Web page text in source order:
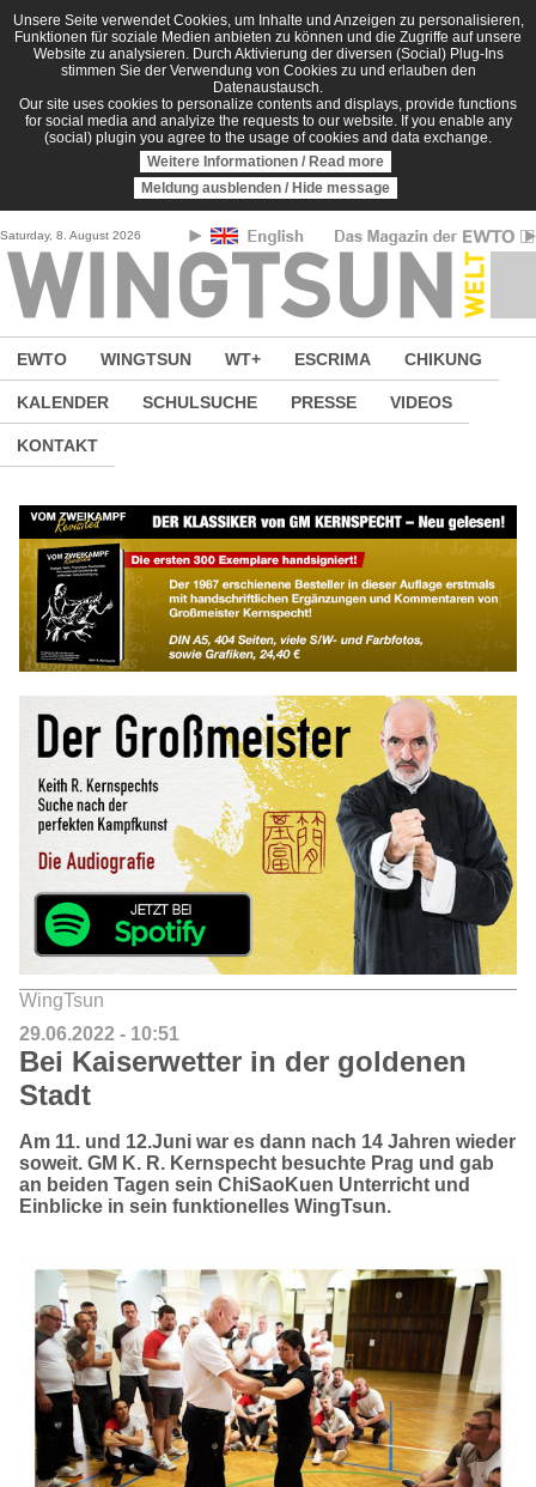
Direkt zum Inhalt
Unsere Seite verwendet Cookies, um Inhalte und Anzeigen zu personalisieren,
Funktionen für soziale Medien anbieten zu können und die Zugriffe auf unsere
Website zu analysieren. Durch Aktivierung der diversen (Social) Plug-Ins
stimmen Sie der Verwendung von Cookies zu und erlauben den
Datenaustausch.
Our site uses cookies to personalize contents and displays, provide functions
for social media and analyize the requests to our website. If you enable any
(social) plugin you agree to the usage of cookies and data exchange.
Weitere Informationen / Read more
Meldung ausblenden / Hide message
Saturday, 8. August 2026
EWTO WINGTSUN WT+ ESCRIMA CHIKUNG
KALENDER SCHULSUCHE PRESSE VIDEOS
KONTAKT
WingTsun
29.06.2022 - 10:51
Bei Kaiserwetter in der goldenen
Stadt
Am 11. und 12.Juni war es dann nach 14 Jahren wieder
soweit. GM K. R. Kernspecht besuchte Prag und gab
an beiden Tagen sein ChiSaoKuen Unterricht und
Einblicke in sein funktionelles WingTsun.